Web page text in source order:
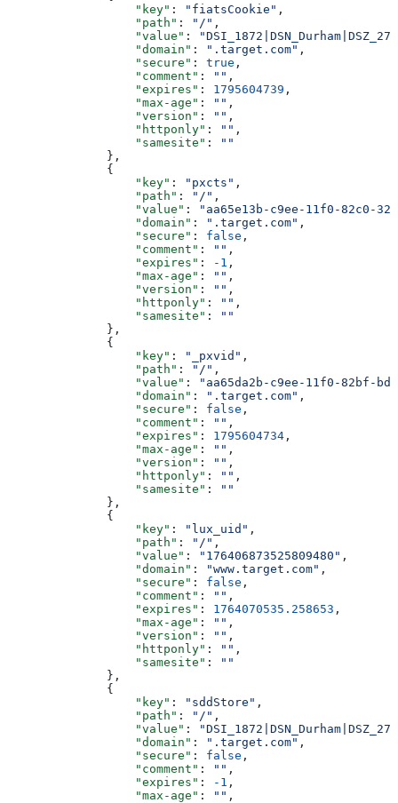
                  "key"
: "fiatsCookie" ,
                  "path"
: "/" ,
                  "value"
:
                  "domain"
: ".target.com" ,
                  "secure"
: true ,
                  "comment"
: "" ,
                  "expires"
: 1795604739 ,
                  "max-age"
: "" ,
                  "version"
: "" ,
                  "httponly"
: "" ,
                  "samesite"
:
""
              },
              {
                  "key"
: "pxcts" ,
                  "path"
: "/" ,
                  "value"
:
"aa65e13b-c9ee-11f0-82c0-
                  "domain"
: ".target.com" ,
                  "secure"
: false ,
                  "comment"
: "" ,
                  "expires"
: -1 ,
                  "max-age"
: "" ,
                  "version"
: "" ,
                  "httponly"
: "" ,
                  "samesite"
:
""
              },
              {
                  "key"
: "_pxvid" ,
                  "path"
: "/" ,
                  "value"
:
"aa65da2b-c9ee-11f0-82bf-
                  "domain"
: ".target.com" ,
                  "secure"
: false ,
                  "comment"
: "" ,
                  "expires"
: 1795604734 ,
                  "max-age"
: "" ,
                  "version"
: "" ,
                  "httponly"
: "" ,
                  "samesite"
:
""
              },
              {
                  "key"
: "lux_uid" ,
                  "path"
: "/" ,
                  "value"
: "176406873525809480" ,
                  "domain"
: "www.target.com" ,
                  "secure"
: false ,
                  "comment"
: "" ,
                  "expires"
: 1764070535.258653 ,
                  "max-age"
: "" ,
                  "version"
: "" ,
                  "httponly"
: "" ,
                  "samesite"
:
""
              },
              {
                  "key"
: "sddStore" ,
                  "path"
: "/" ,
                  "value"
:
                  "domain"
: ".target.com" ,
                  "secure"
: false ,
                  "comment"
: "" ,
                  "expires"
: -1 ,
                  "max-age"
: "" ,